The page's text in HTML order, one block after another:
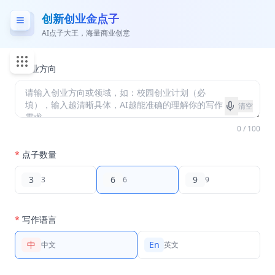
创新创业金点子
AI点子大王，海量商业创意
* 创业方向
清空
0 / 100
* 点子数量
3 3 6 6 9 9
* 写作语言
中 中文 En 英文